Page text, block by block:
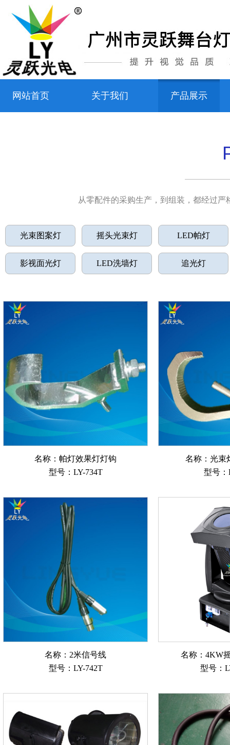
网站首页 关于我们 产品展示
从零配件的采购生产，到组装，都经过
光束图案灯 摇头光束灯 LED帕灯
影视面光灯 LED洗墙灯 追光灯
名称：帕灯效果灯灯钩
型号：LY-734T
名称：光束
型号：
名称：2米信号线
型号：LY-742T
名称：4KW
型号：